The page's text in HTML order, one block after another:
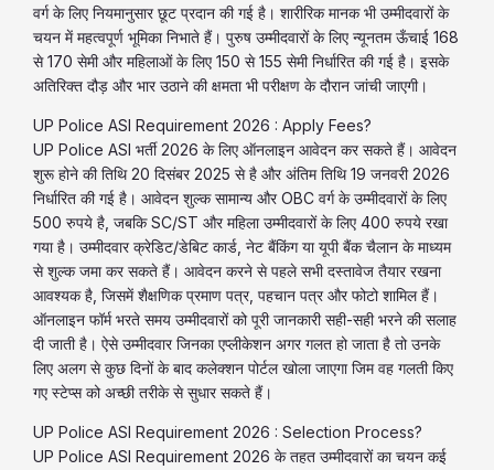
वर्ग के लिए नियमानुसार छूट प्रदान की गई है। शारीरिक मानक भी उम्मीदवारों के
चयन में महत्वपूर्ण भूमिका निभाते हैं। पुरुष उम्मीदवारों के लिए न्यूनतम ऊँचाई 168
से 170 सेमी और महिलाओं के लिए 150 से 155 सेमी निर्धारित की गई है। इसके
अतिरिक्त दौड़ और भार उठाने की क्षमता भी परीक्षण के दौरान जांची जाएगी।
UP Police ASI Requirement 2026 : Apply Fees?
UP Police ASI भर्ती 2026 के लिए ऑनलाइन आवेदन कर सकते हैं। आवेदन
शुरू होने की तिथि 20 दिसंबर 2025 से है और अंतिम तिथि 19 जनवरी 2026
निर्धारित की गई है। आवेदन शुल्क सामान्य और OBC वर्ग के उम्मीदवारों के लिए
500 रुपये है, जबकि SC/ST और महिला उम्मीदवारों के लिए 400 रुपये रखा
गया है। उम्मीदवार क्रेडिट/डेबिट कार्ड, नेट बैंकिंग या यूपी बैंक चैलान के माध्यम
से शुल्क जमा कर सकते हैं। आवेदन करने से पहले सभी दस्तावेज तैयार रखना
आवश्यक है, जिसमें शैक्षणिक प्रमाण पत्र, पहचान पत्र और फोटो शामिल हैं।
ऑनलाइन फॉर्म भरते समय उम्मीदवारों को पूरी जानकारी सही-सही भरने की सलाह
दी जाती है। ऐसे उम्मीदवार जिनका एप्लीकेशन अगर गलत हो जाता है तो उनके
लिए अलग से कुछ दिनों के बाद कलेक्शन पोर्टल खोला जाएगा जिम वह गलती किए
गए स्टेप्स को अच्छी तरीके से सुधार सकते हैं।
UP Police ASI Requirement 2026 : Selection Process?
UP Police ASI Requirement 2026 के तहत उम्मीदवारों का चयन कई